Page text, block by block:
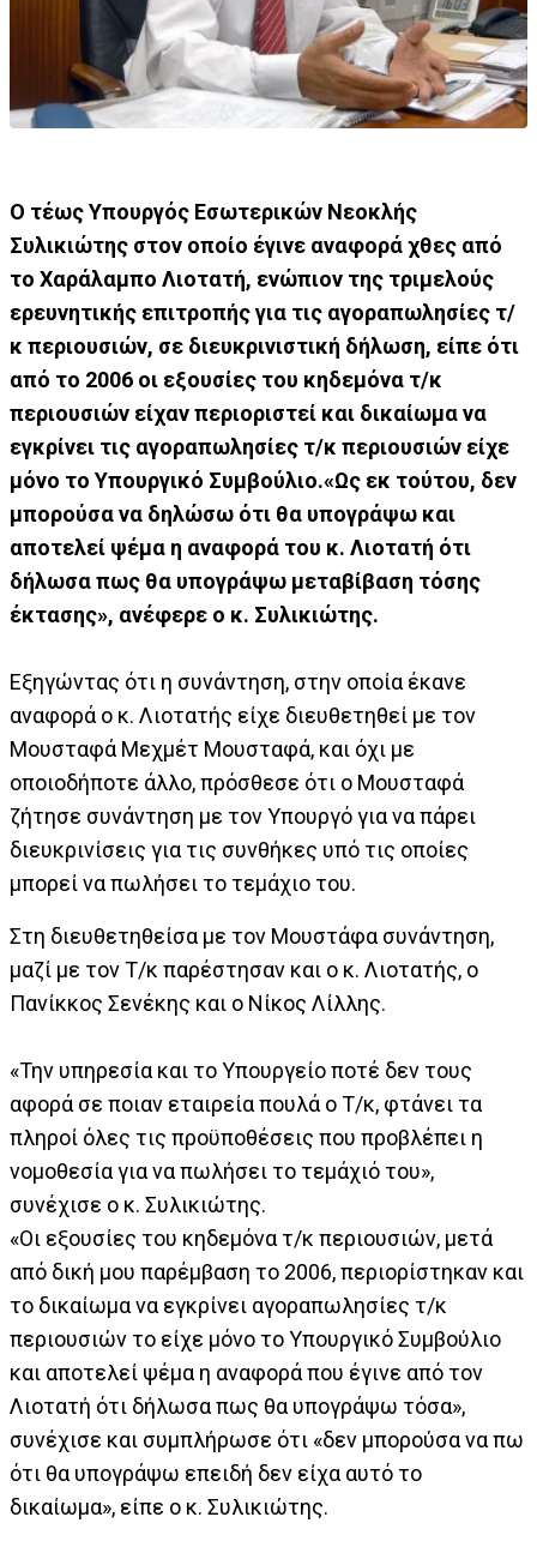
Ο τέως Υπουργός Εσωτερικών Νεοκλής
Συλικιώτης στον οποίο έγινε αναφορά χθες από
το Χαράλαμπο Λιοτατή, ενώπιον της τριμελούς
ερευνητικής επιτροπής για τις αγοραπωλησίες τ/
κ περιουσιών, σε διευκρινιστική δήλωση, είπε ότι
από το 2006 οι εξουσίες του κηδεμόνα τ/κ
περιουσιών είχαν περιοριστεί και δικαίωμα να
εγκρίνει τις αγοραπωλησίες τ/κ περιουσιών είχε
μόνο το Υπουργικό Συμβούλιο.«Ως εκ τούτου, δεν
μπορούσα να δηλώσω ότι θα υπογράψω και
αποτελεί ψέμα η αναφορά του κ. Λιοτατή ότι
δήλωσα πως θα υπογράψω μεταβίβαση τόσης
έκτασης», ανέφερε ο κ. Συλικιώτης.
Εξηγώντας ότι η συνάντηση, στην οποία έκανε
αναφορά ο κ. Λιοτατής είχε διευθετηθεί με τον
Μουσταφά Μεχμέτ Μουσταφά, και όχι με
οποιοδήποτε άλλο, πρόσθεσε ότι ο Μουσταφά
ζήτησε συνάντηση με τον Υπουργό για να πάρει
διευκρινίσεις για τις συνθήκες υπό τις οποίες
μπορεί να πωλήσει το τεμάχιο του.
Στη διευθετηθείσα με τον Μουστάφα συνάντηση,
μαζί με τον Τ/κ παρέστησαν και ο κ. Λιοτατής, ο
Πανίκκος Σενέκης και ο Νίκος Λίλλης.
«Την υπηρεσία και το Υπουργείο ποτέ δεν τους
αφορά σε ποιαν εταιρεία πουλά ο Τ/κ, φτάνει τα
πληροί όλες τις προϋποθέσεις που προβλέπει η
νομοθεσία για να πωλήσει το τεμάχιό του»,
συνέχισε ο κ. Συλικιώτης.
«Οι εξουσίες του κηδεμόνα τ/κ περιουσιών, μετά
από δική μου παρέμβαση το 2006, περιορίστηκαν και
το δικαίωμα να εγκρίνει αγοραπωλησίες τ/κ
περιουσιών το είχε μόνο το Υπουργικό Συμβούλιο
και αποτελεί ψέμα η αναφορά που έγινε από τον
Λιοτατή ότι δήλωσα πως θα υπογράψω τόσα»,
συνέχισε και συμπλήρωσε ότι «δεν μπορούσα να πω
ότι θα υπογράψω επειδή δεν είχα αυτό το
δικαίωμα», είπε ο κ. Συλικιώτης.